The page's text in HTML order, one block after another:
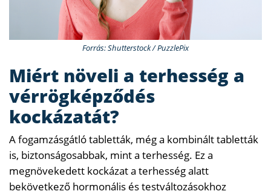
Forrás: Shutterstock / PuzzlePix
Miért növeli a terhesség a
vérrögképződés
kockázatát?
A fogamzásgátló tabletták, még a kombinált tabletták
is, biztonságosabbak, mint a terhesség. Ez a
megnövekedett kockázat a terhesség alatt
bekövetkező hormonális és testváltozásokhoz